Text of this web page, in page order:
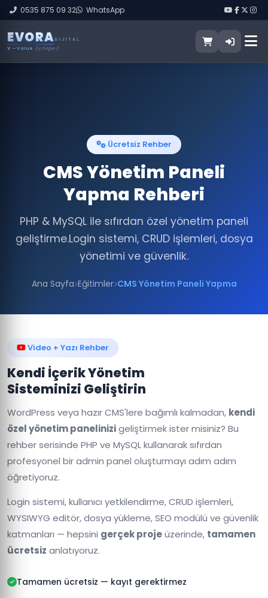
0535 875 09 32 WhatsApp
EVORA DIJITAL
V — Value (İş Değeri)
Ücretsiz Rehber
CMS Yönetim Paneli
Yapma Rehberi
PHP & MySQL ile sıfırdan özel yönetim paneli
geliştirme.Login sistemi, CRUD işlemleri, dosya
yönetimi ve güvenlik.
Ana Sayfa Eğitimler CMS Yönetim Paneli Yapma
Video + Yazı Rehber
Kendi İçerik Yönetim
Sisteminizi Geliştirin
WordPress veya hazır CMS'lere bağımlı kalmadan, kendi
özel yönetim panelinizigeliştirmek ister misiniz? Bu
rehber serisinde PHP ve MySQL kullanarak sıfırdan
profesyonel bir admin panel oluşturmayı adım adım
öğretiyoruz.
Login sistemi, kullanıcı yetkilendirme, CRUD işlemleri,
WYSIWYG editör, dosya yükleme, SEO modülü ve güvenlik
katmanları — hepsini gerçek projeüzerinde, tamamen
ücretsiz anlatıyoruz.
Tamamen ücretsiz — kayıt gerektirmez